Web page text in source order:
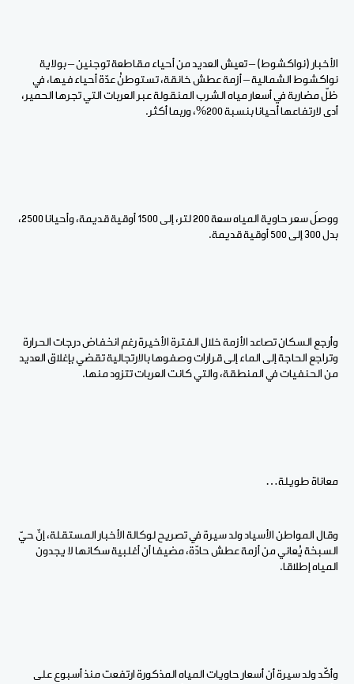
الأخبار (نواكشوط) – تعيش العديد من أحياء مقاطعة توجنين – بولاية
نواكشوط الشمالية – أزمة عطش خانقة، تستوطنُ عدّة أحياء فيها، في
ظلّ مضاربة في أسعار مياه الشرب المنقولة عبر العربات التي تجرها الحمير،
أدى لارتفاعها أحيانا بنسبة 200‎%، وربما أكثر.
ووصلَ سعر حاوية المياه سعة 200 لتر، إلى 1500 أوقية قديمة، وأحيانا 2500،
بدل 300 إلى 500 أوقية قديمة.
وأرجع السكان تصاعد الأزمة خلال الفترة الأخيرة رغم انخفاض درجات الحرارة
وتراجع الحاجة إلى الماء إلى قرارات وصفوها بالارتجالية تقضي بإغلاق العديد
من الحنفيات في المنطقة، والتي كانت العربات تتزود منها.
معاناة طويلة…
وقال المواطن الأسياد ولد سيرة في تصريح لوكالة الأخبار المستقلة، إنّ حيّ
السبخة يُعاني من أزمة عطش حادّة، مضيفا أن أغلبية سكانها لا يجدون
المياه إطلاقا.
وأكّد ولد سيرة أن أسعار حاويات المياه المذكورة ارتفعت منذ أسبوع على